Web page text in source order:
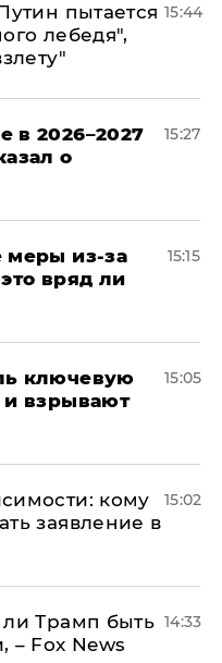
пытается
лебедя",
15:44
в 2026–2027
о
15:27
меры из-за
вряд ли
15:15
ключевую
и взрывают
15:05
кому
заявление в
15:02
Трамп быть
– Fox News
14:33